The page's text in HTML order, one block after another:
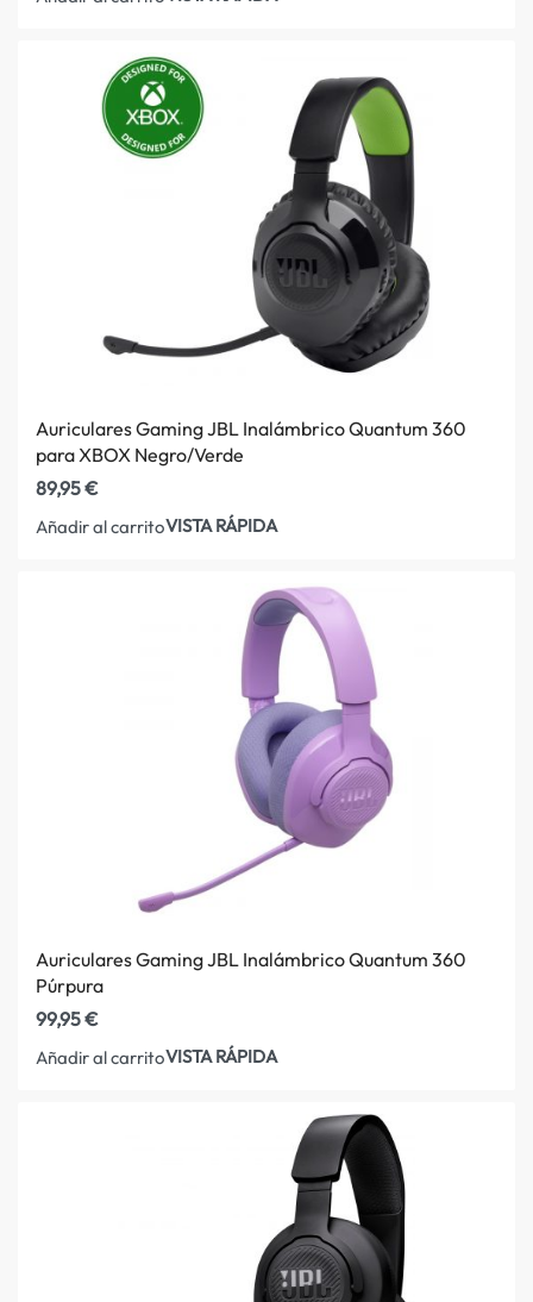
Auriculares Gaming JBL Inalámbrico Quantum 360
para XBOX Negro/Verde
89,95€
Añadir al carritoVISTA RÁPIDA
Auriculares Gaming JBL Inalámbrico Quantum 360
Púrpura
99,95€
Añadir al carritoVISTA RÁPIDA